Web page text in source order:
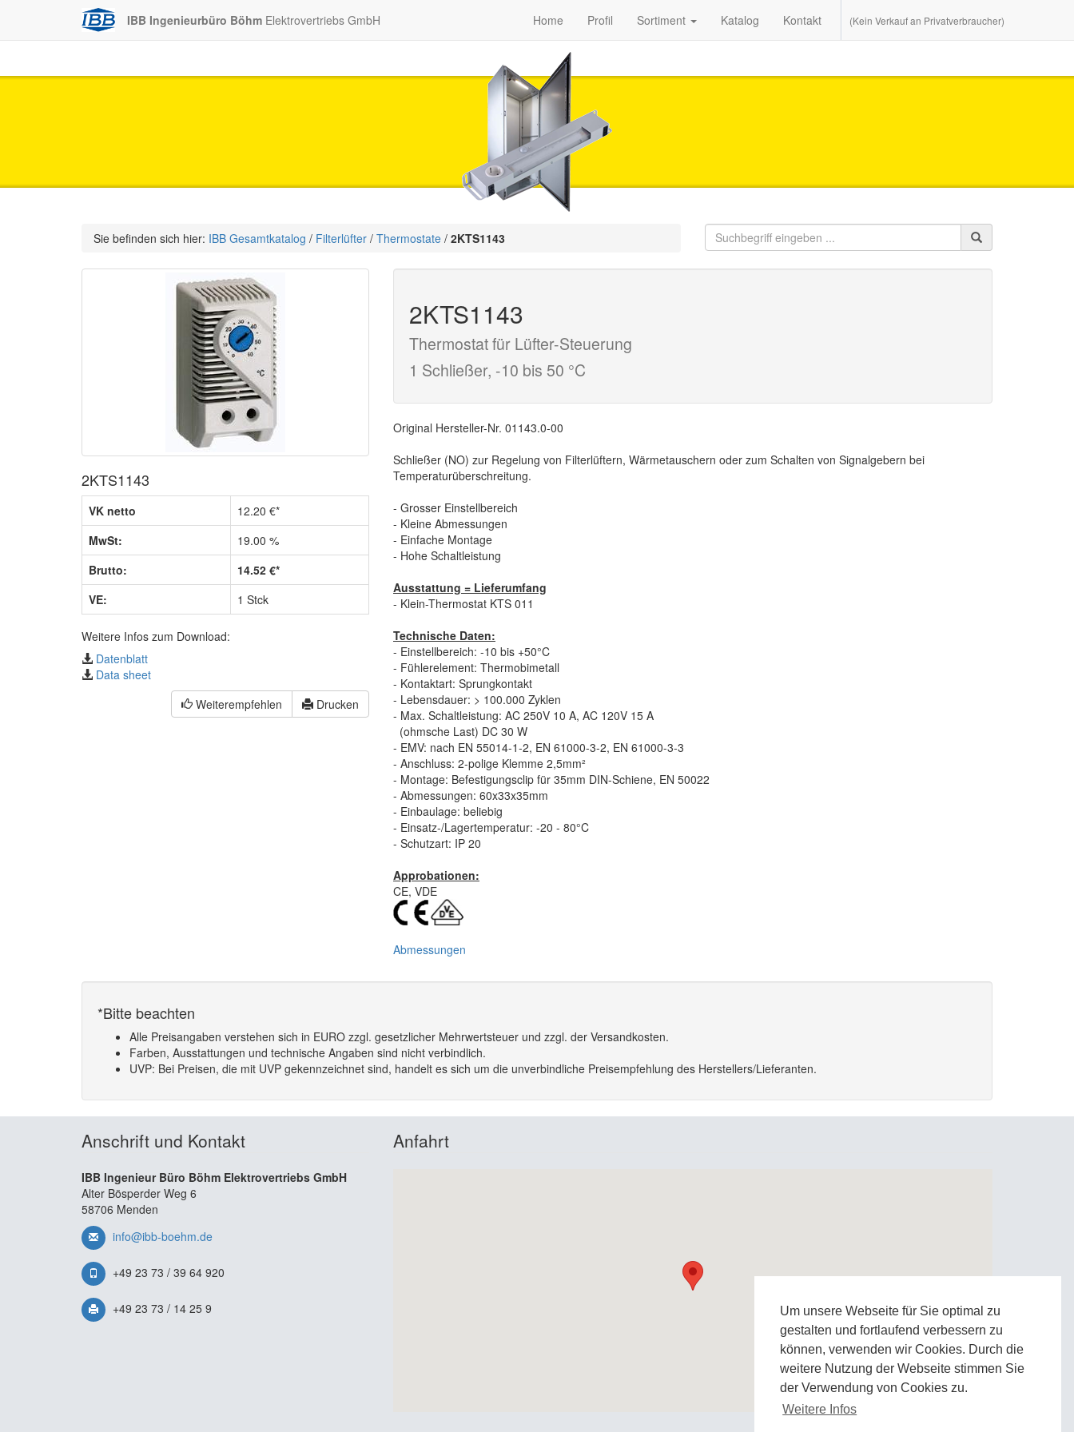
Um unsere Webseite für Sie optimal zu
gestalten und fortlaufend verbessern zu
können, verwenden wir Cookies. Durch die
weitere Nutzung der Webseite stimmen Sie
der Verwendung von Cookies zu.
Weitere Infos
IBB Ingenieurbüro Böhm Elektrovertriebs GmbH Home Profil Sortiment Katalog Kontakt (Kein Verkauf an Privatverbraucher)
Sie befinden sich hier: IBB Gesamtkatalog / Filterlüfter / Thermostate / 2KTS1143
2KTS1143
VK netto
12.20 €*
MwSt:
19.00 %
Brutto:
14.52 €*
VE:
1 Stck
Weitere Infos zum Download:
Datenblatt
Data sheet
Weiterempfehlen
Drucken
2KTS1143
Thermostat für Lüfter-Steuerung
1 Schließer, -10 bis 50 °C
Original Hersteller-Nr. 01143.0-00
Schließer (NO) zur Regelung von Filterlüftern, Wärmetauschern oder zum Schalten von Signalgebern bei
Temperaturüberschreitung.
- Grosser Einstellbereich
- Kleine Abmessungen
- Einfache Montage
- Hohe Schaltleistung
Ausstattung = Lieferumfang
- Klein-Thermostat KTS 011
Technische Daten:
- Einstellbereich: -10 bis +50°C
- Fühlerelement: Thermobimetall
- Kontaktart: Sprungkontakt
- Lebensdauer: > 100.000 Zyklen
- Max. Schaltleistung: AC 250V 10 A, AC 120V 15 A
(ohmsche Last) DC 30 W
- EMV: nach EN 55014-1-2, EN 61000-3-2, EN 61000-3-3
- Anschluss: 2-polige Klemme 2,5mm²
- Montage: Befestigungsclip für 35mm DIN-Schiene, EN 50022
- Abmessungen: 60x33x35mm
- Einbaulage: beliebig
- Einsatz-/Lagertemperatur: -20 - 80°C
- Schutzart: IP 20
Approbationen:
CE, VDE
Abmessungen
*Bitte beachten
Alle Preisangaben verstehen sich in EURO zzgl. gesetzlicher Mehrwertsteuer und zzgl. der Versandkosten.
Farben, Ausstattungen und technische Angaben sind nicht verbindlich.
UVP: Bei Preisen, die mit UVP gekennzeichnet sind, handelt es sich um die unverbindliche Preisempfehlung des Herstellers/Lieferanten.
Anschrift und Kontakt
IBB Ingenieur Büro Böhm Elektrovertriebs GmbH
Alter Bösperder Weg 6
58706 Menden
info@ibb-boehm.de
+49 23 73 / 39 64 920
+49 23 73 / 14 25 9
Anfahrt